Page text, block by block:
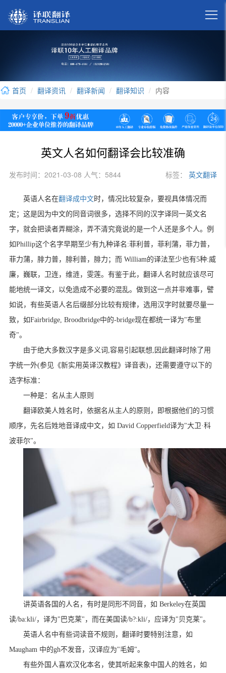

首页 翻译资讯 翻译新闻 翻译知识 内容
英文人名如何翻译会比较准确
发布时间：2021-03-08 人气：5844 标签： 英文翻译
英语人名在翻译成中文时，情况比较复杂，要视具体情况而
定；这是因为中文的同音词很多，选择不同的汉字译同一英文名
字，就会把读者弄糊涂，弄不清究竟说的是一个人还是多个人。例
如Phillip这个名字早期至少有九种译名 :菲利普，菲利蒲，菲力普，
菲力蒲，腓力普，腓利普，腓力；而 William的译法至少也有5种:威
廉，巍联，卫连，维涟，雯莲。有鉴于此，翻译人名时就应该尽可
能地统一译文，以免造成不必要的混乱。做到这一点并非难事，譬
如说，有些英语人名后缀部分比较有规律，选用汉字时就要尽量一
致，如Fairbridge, Broodbridge中的-bridge现在都统一译为"布里
奇"。
由于绝大多数汉字是多义词 ,容易引起联想, 因此翻译时除了用
字统一外(参见《新实用英译汉教程》译音表) ，还需要遵守以下的
选字标准：
一种是：名从主人原则
翻译欧美人姓名时，依据名从主人的原则，即根据他们的习惯
顺序，先名后姓地音译成中文，如 David Copperfield译为"大卫·科
波菲尔"。
讲英语各国的人名，有时是同形不同音，如 Berkeley在英国
读/ba:kli/，译为" 巴克莱" ，而在美国读/b?:kli/，应译为" 贝克莱"。
英语人名中有些词读音不规则，翻译时要特别注意，如
Maugham 中的gh不发音，汉译应为"毛姆"。
有些外国人喜欢汉化本名，使其听起来象中国人的姓名，如